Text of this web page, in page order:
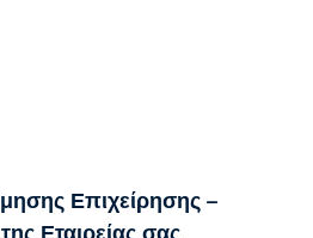
Επιχείρησης –